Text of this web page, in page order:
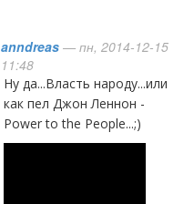
anndreas — пн, 2014-12-15
11:48
ну да...Власть народу...или
как пел Джон Леннон -
Power to the People...;)